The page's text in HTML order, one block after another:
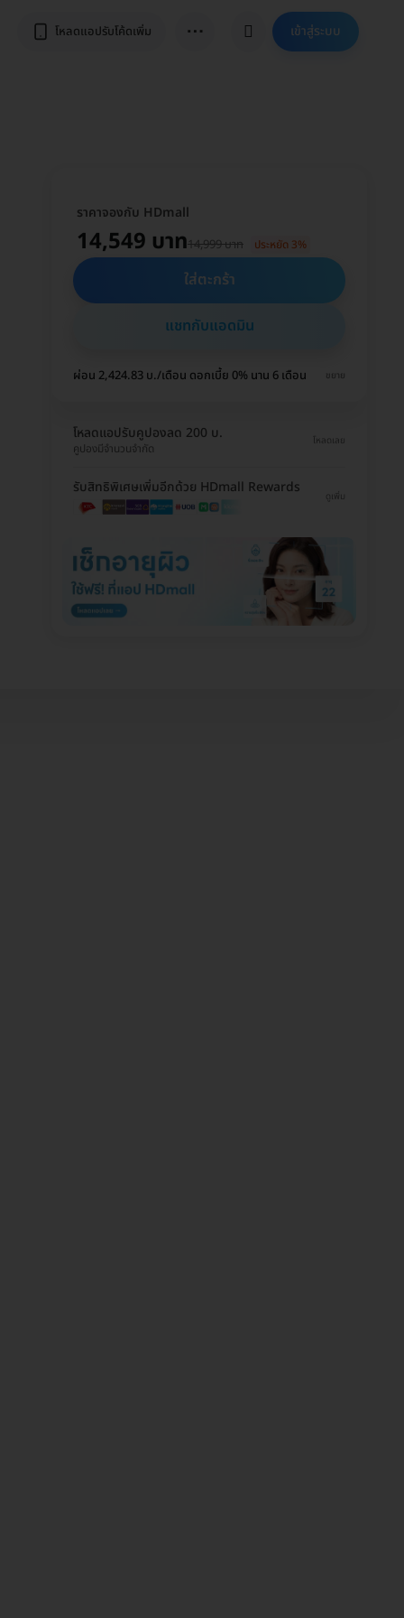
โหลดแอปรับโค้ดเพิ่ม ⋯ เข้าสู่ระบบ
ราคาจองกับ HDmall
14,549 บาท14,999 บาท ประหยัด 3%
ใส่ตะกร้า
แชทกับแอดมิน
ผ่อน 2,424.83 บ./เดือน ดอกเบี้ย 0% นาน 6 เดือน ขยาย
โหลดแอปรับคูปองลด 200 บ.
คูปองมีจำนวนจำกัด
โหลดเลย
รับสิทธิพิเศษเพิ่มอีกด้วย HDmall Rewards
ดูเพิ่ม